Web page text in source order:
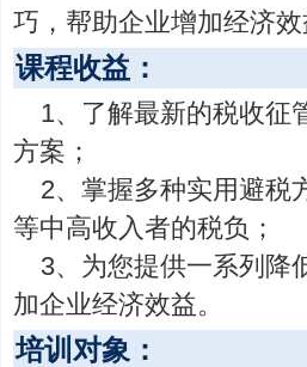
巧，帮助企业增加经济
课程收益：
1、了解最新的税收征
方案；
2、掌握多种实用避税
等中高收入者的税负；
3、为您提供一系列降
加企业经济效益。
培训对象：